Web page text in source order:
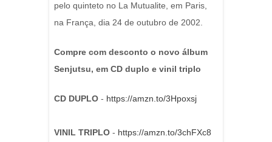
pelo quinteto no La Mutualite, em Paris,
na França, dia 24 de outubro de 2002.
Compre com desconto o novo álbum
Senjutsu, em CD duplo e vinil triplo
CD DUPLO - https://amzn.to/3Hpoxsj
VINIL TRIPLO - https://amzn.to/3chFXc8